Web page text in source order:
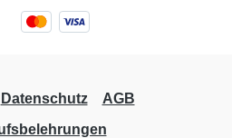
Datenschutz
AGB